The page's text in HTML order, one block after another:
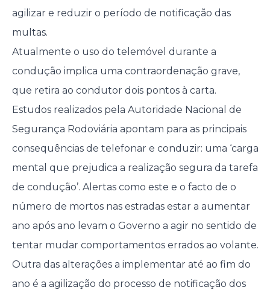
agilizar e reduzir o período de notificação das
multas.
Atualmente o uso do telemóvel durante a
condução implica uma contraordenação grave,
que retira ao condutor dois pontos à carta.
Estudos realizados pela Autoridade Nacional de
Segurança Rodoviária apontam para as principais
consequências de telefonar e conduzir: uma ‘carga
mental que prejudica a realização segura da tarefa
de condução’. Alertas como este e o facto de o
número de mortos nas estradas estar a aumentar
ano após ano levam o Governo a agir no sentido de
tentar mudar comportamentos errados ao volante.
Outra das alterações a implementar até ao fim do
ano é a agilização do processo de notificação dos